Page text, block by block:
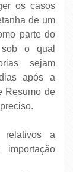
os casos
de um
parte do
o qual
sejam
após a
Resumo de
a